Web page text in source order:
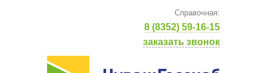
Справочная:
8 (8352) 59-16-15
заказать звонок